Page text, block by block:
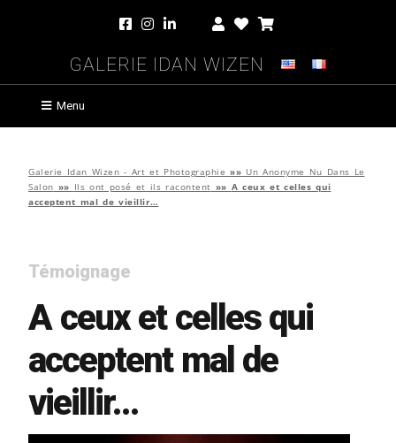
Galerie Idan Wizen
Menu
Galerie Idan Wizen - Art et Photographie »» Un Anonyme Nu Dans Le
Salon »» Ils ont posé et ils racontent »» A ceux et celles qui
acceptent mal de vieillir…
Témoignage
A ceux et celles qui
acceptent mal de
vieillir…